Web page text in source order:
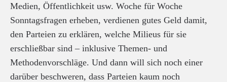
Medien, Öffentlichkeit usw. Woche für Woche
Sonntagsfragen erheben, verdienen gutes Geld damit,
den Parteien zu erklären, welche Milieus für sie
erschließbar sind – inklusive Themen- und
Methodenvorschläge. Und dann will sich noch einer
darüber beschweren, dass Parteien kaum noch